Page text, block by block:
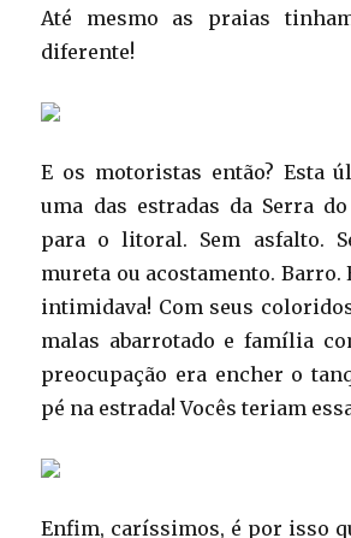
Até mesmo as praias
diferente!
E os motoristas então? Esta
uma das estradas da Serra
para o litoral. Sem asfalto.
mureta ou acostamento. Barro.
intimidava! Com seus
malas abarrotado e família
preocupação era encher o
pé na estrada! Vocês teriam
Enfim, caríssimos, é por isso